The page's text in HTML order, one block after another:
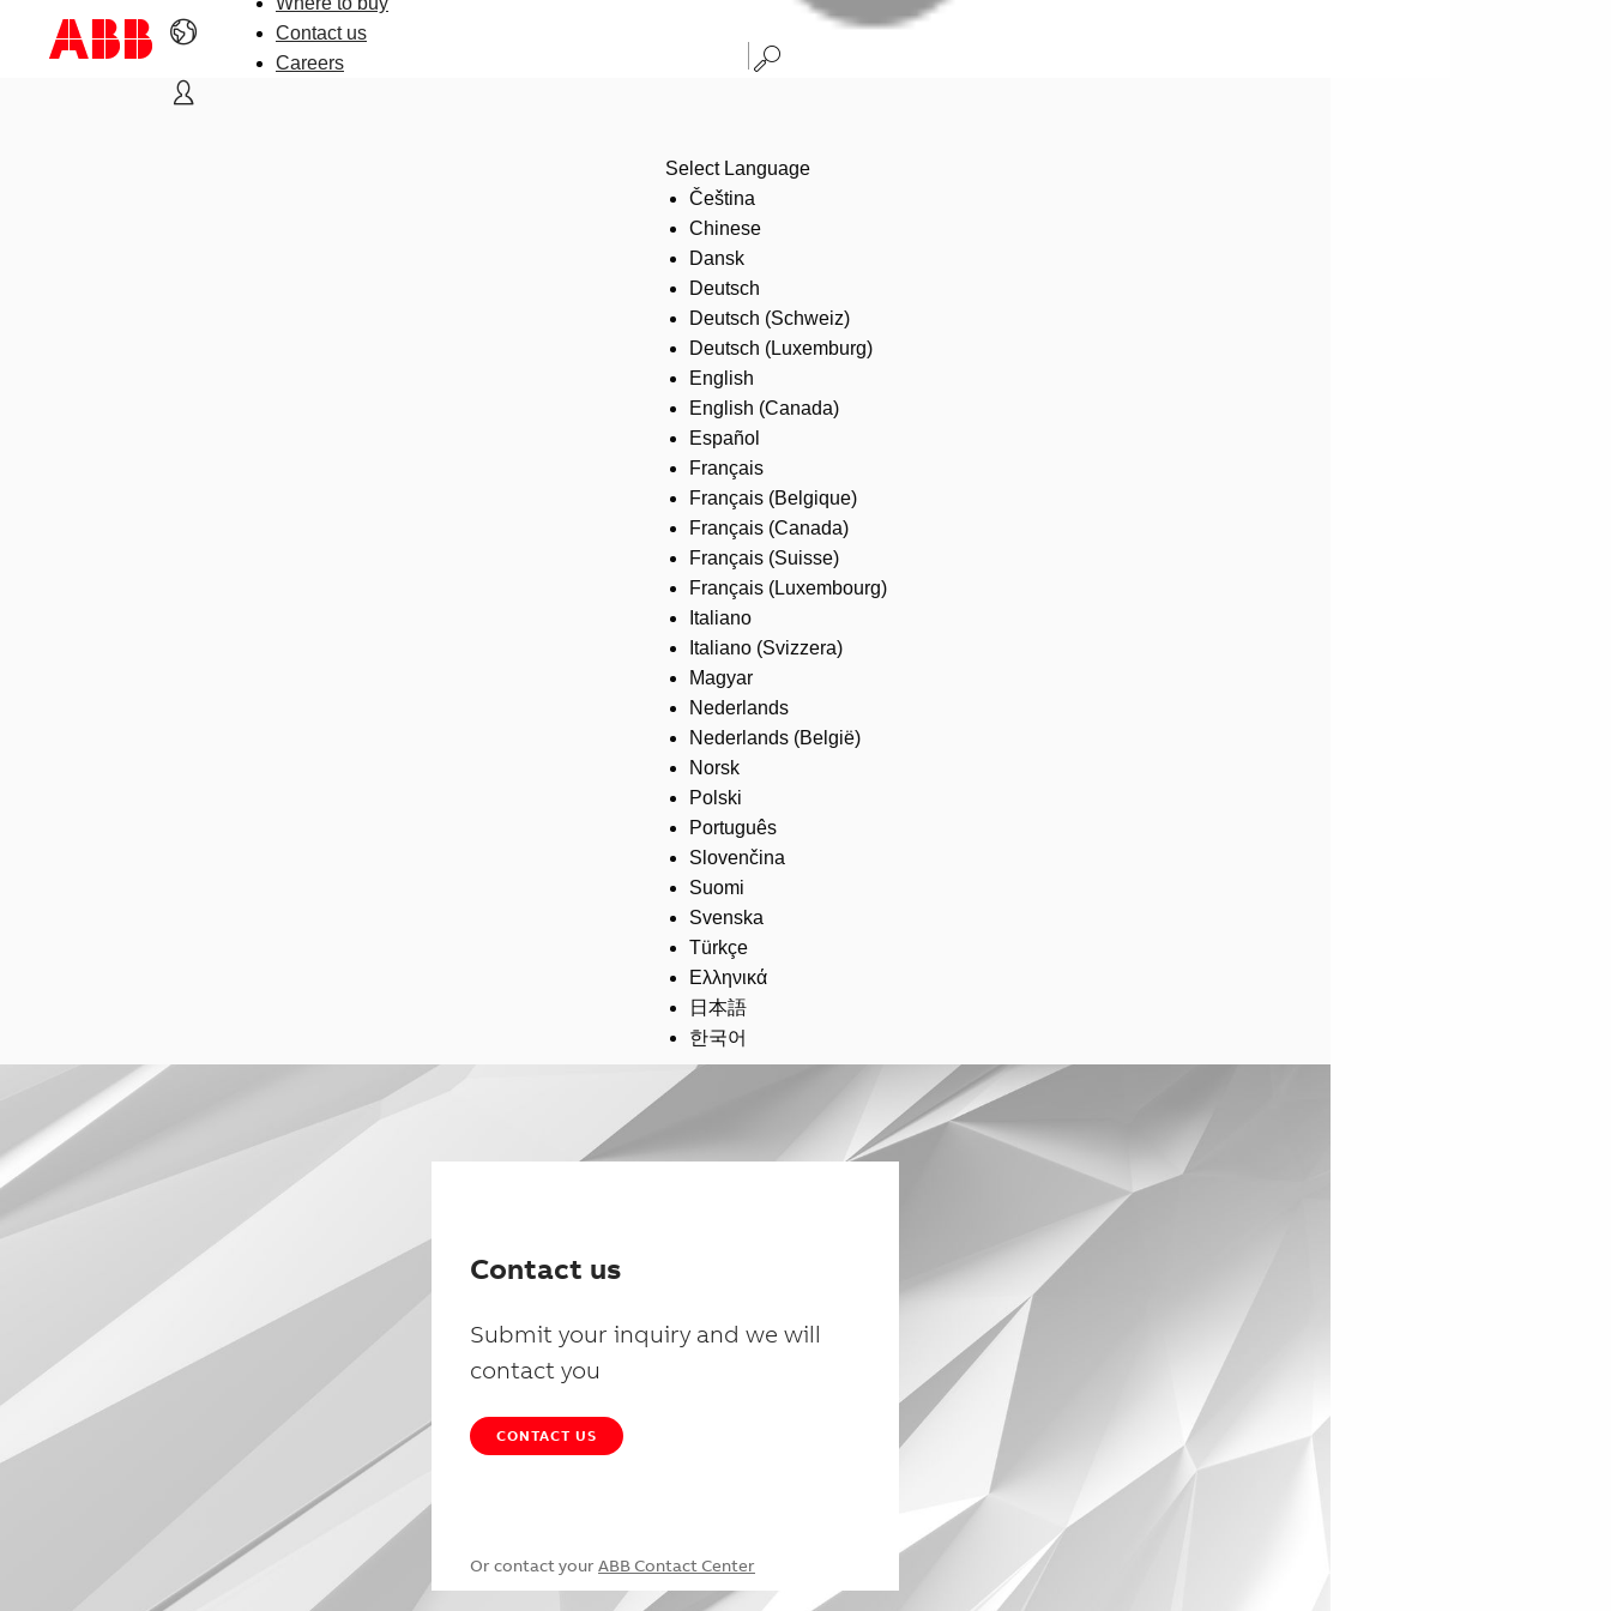
Contact us
Careers
Select Language
Čeština
Chinese
Dansk
Deutsch
Deutsch (Schweiz)
Deutsch (Luxemburg)
English
English (Canada)
Español
Français
Français (Belgique)
Français (Canada)
Français (Suisse)
Français (Luxembourg)
Italiano
Italiano (Svizzera)
Magyar
Nederlands
Nederlands (België)
Norsk
Polski
Português
Slovenčina
Suomi
Svenska
Türkçe
Ελληνικά
日本語
한국어
Contact us
Submit your inquiry and we will
contact you
CONTACT US
Or contact your ABB Contact Center